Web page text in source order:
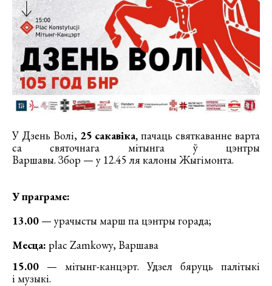
У Дзень Волі, 25 сакавіка, пачаць святкаванне варта
са святочнага мітынга ў цэнтры
Варшавы. Збор — у 12.45 ля калоны Жыгімонта.
У праграме:
13.00 — урачысты марш па цэнтры горада;
Месца: plac Zamkowy, Варшава
15.00 — мітынг-канцэрт. Удзел бяруць палітыкі
і музыкі.